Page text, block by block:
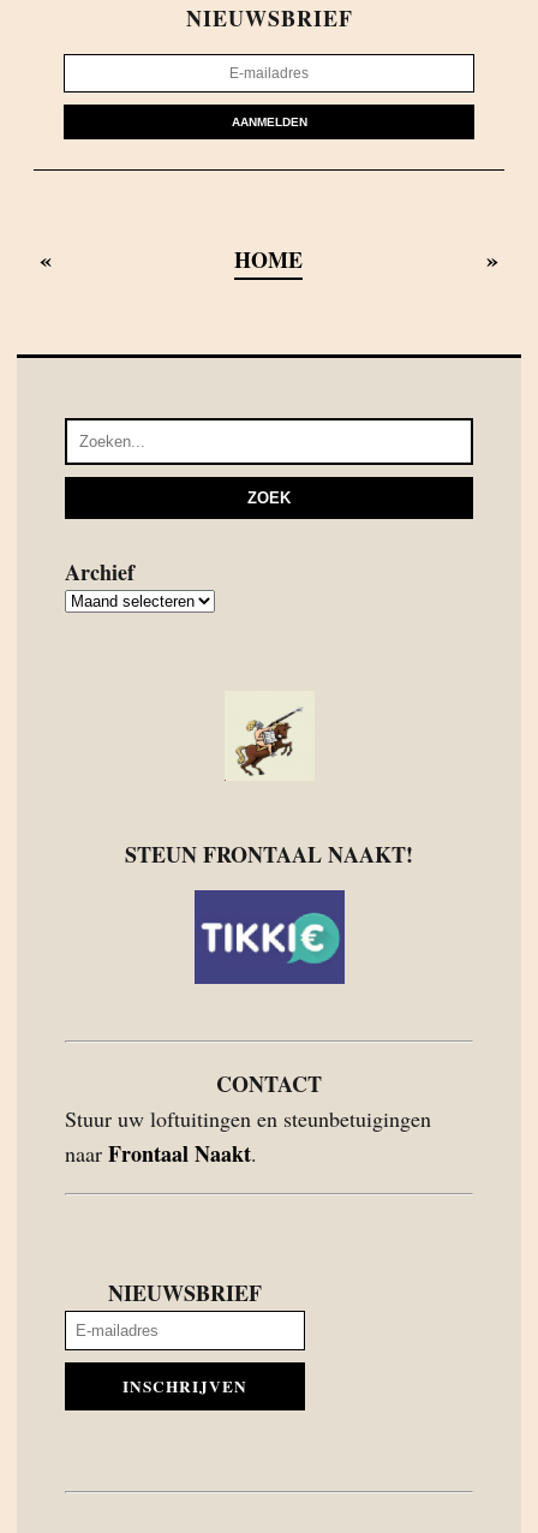
NIEUWSBRIEF
AANMELDEN
« HOME »
Archief
Archief
STEUN FRONTAAL NAAKT!
CONTACT
Stuur uw loftuitingen en steunbetuigingen
naar Frontaal Naakt.
NIEUWSBRIEF
INSCHRIJVEN